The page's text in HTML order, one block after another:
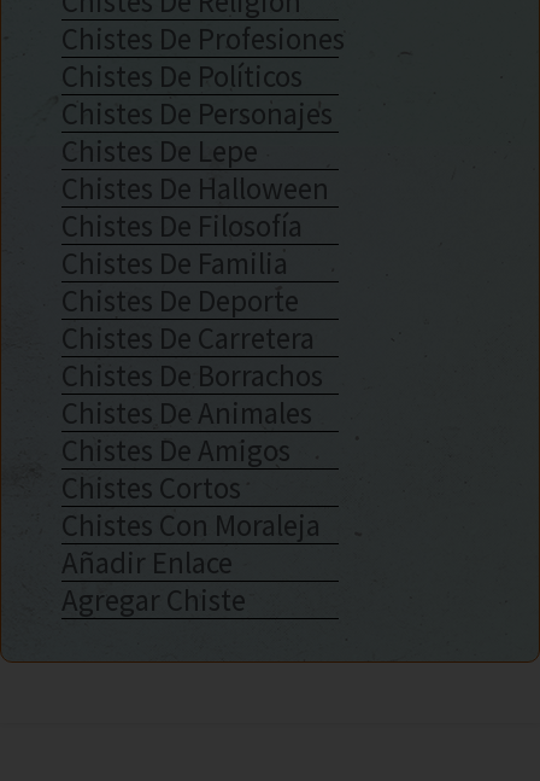
Chistes De Profesiones
Chistes De Políticos
Chistes De Personajes
Chistes De Lepe
Chistes De Halloween
Chistes De Filosofía
Chistes De Familia
Chistes De Deporte
Chistes De Carretera
Chistes De Borrachos
Chistes De Animales
Chistes De Amigos
Chistes Cortos
Chistes Con Moraleja
Añadir Enlace
Agregar Chiste